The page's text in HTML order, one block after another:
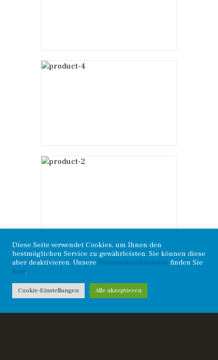
Dainese Manis
Diese Seite verwendet Cookies, um Ihnen den
bestmöglichen Service zu gewährleisten. Sie können diese
aber deaktivieren. Unsere Datenschutzhinweise finden Sie
hier.
Cookie-Einstellungen Alle akzeptieren